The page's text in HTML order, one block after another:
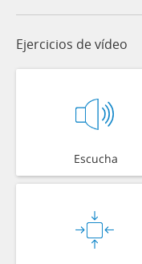
Ejercicios de vídeo
Escucha